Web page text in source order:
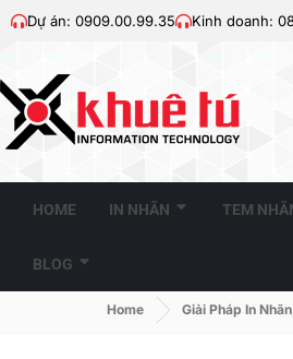
Dự án: 0909.00.99.35 Kinh doanh:
HOME IN NHÃN TEM
BLOG
Home Giải Pháp In